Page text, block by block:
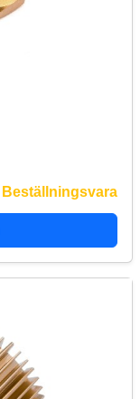
Beställningsvara